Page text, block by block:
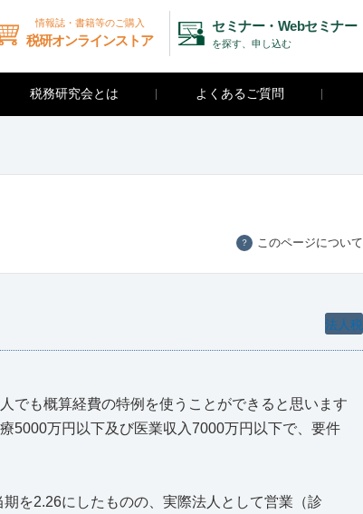
情報誌・書籍等のご購入
税研オンラインストア
セミナー・Webセミナー
を探す、申し込む
税務研究会とは よくあるご質問
？ このページについて
法人税
でも概算経費の特例を使うことができると思います
5000万円以下及び医業収入7000万円以下で、要件
を2.26にしたものの、実際法人として営業（診